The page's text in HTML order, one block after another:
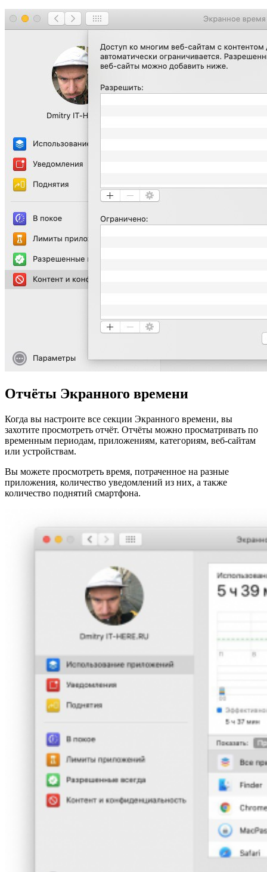
Отчёты Экранного времени
Когда вы настроите все секции Экранного времени, вы
захотите просмотреть отчёт. Отчёты можно просматривать по
временным периодам, приложениям, категориям, веб-сайтам
или устройствам.
Вы можете просмотреть время, потраченное на разные
приложения, количество уведомлений из них, а также
количество поднятий смартфона.